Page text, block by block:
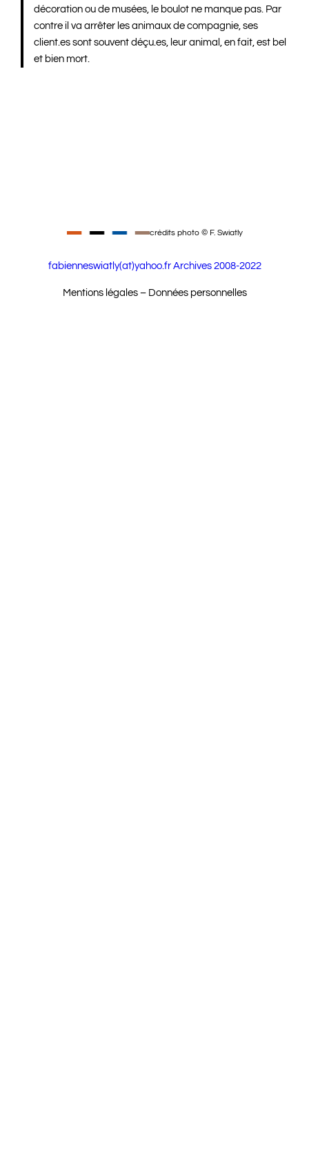
décoration ou de musées, le boulot ne manque pas. Par
contre il va arrêter les animaux de compagnie, ses
client.es sont souvent déçu.es, leur animal, en fait, est bel
et bien mort.
crédits photo © F. Swiatly
fabienneswiatly(at)yahoo.fr Archives 2008-2022
Mentions légales – Données personnelles